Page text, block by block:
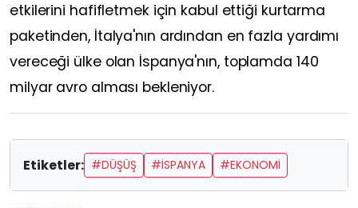
etkilerini hafifletmek için kabul ettiği kurtarma
paketinden, İtalya'nın ardından en fazla yardımı
vereceği ülke olan İspanya'nın, toplamda 140
milyar avro alması bekleniyor.
Etiketler: #DÜŞÜŞ #İSPANYA #EKONOMİ